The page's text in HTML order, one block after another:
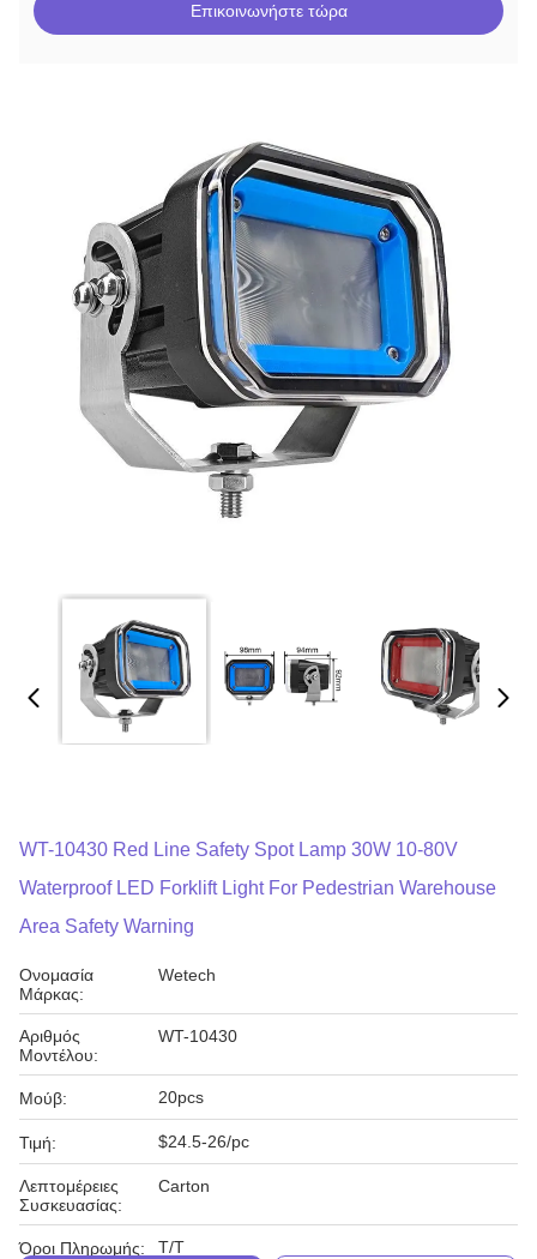
Επικοινωνήστε τώρα
WT-10430 Red Line Safety Spot Lamp 30W 10-80V
Waterproof LED Forklift Light For Pedestrian Warehouse
Area Safety Warning
Ονομασία
Μάρκας:
Wetech
Αριθμός
Μοντέλου:
WT-10430
Μούβ: 20pcs
Τιμή: $24.5-26/pc
Λεπτομέρειες
Συσκευασίας:
Carton
Όροι Πληρωμής:
T/T